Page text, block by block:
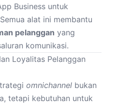
Business untuk
alat ini membantu
pelanggan yang
komunikasi.
Loyalitas Pelanggan
omnichannel bukan
tetapi kebutuhan untuk